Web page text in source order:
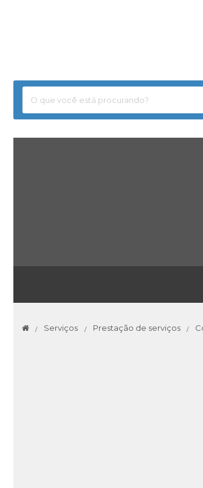
Serviços Prestação de serviços